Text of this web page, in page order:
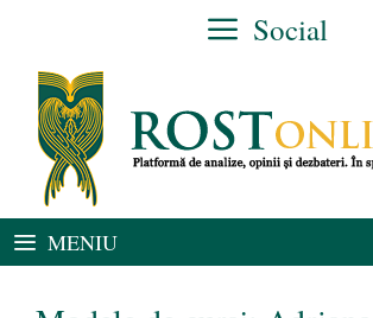
conținut
Social
MENIU